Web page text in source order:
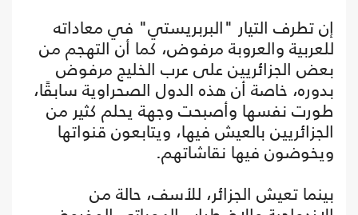
إن تطرف التيار "البربريستي" في معاداته
للعربية والعروبة مرفوض، كما أن التهجم من
بعض الجزائريين على عرب الخليج مرفوض
بدوره، خاصة أن هذه الدول الصحراوية سابقًا،
طورت نفسها وأصبحت وجهة يحلم كثير من
الجزائريين بالعيش فيها، ويتابعون قنواتها
ويخوضون فيها نقاشاتهم.
بينما تعيش الجزائر، للأسف، حالة من